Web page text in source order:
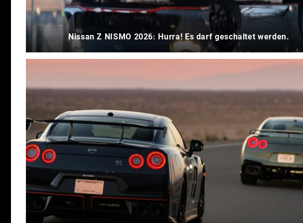
Nissan Z NISMO 2026: Hurra! Es darf geschaltet werden.